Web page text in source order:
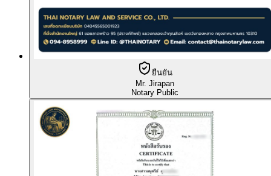
ยืนยัน
Mr. Jirapan
Notary Public